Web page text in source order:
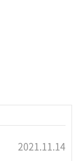
2021.11.14